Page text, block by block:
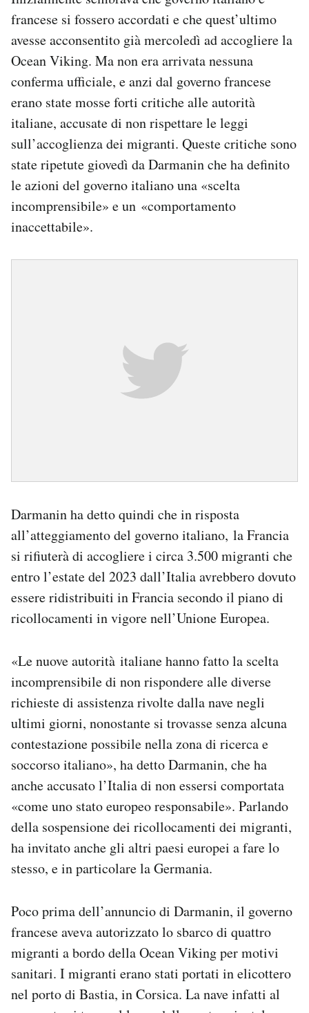
francese si fossero accordati e che quest’ultimo
avesse acconsentito già mercoledì ad accogliere la
Ocean Viking. Ma non era arrivata nessuna
conferma ufficiale, e anzi dal governo francese
erano state mosse forti critiche alle autorità
italiane, accusate di non rispettare le leggi
sull’accoglienza dei migranti. Queste critiche sono
state ripetute giovedì da Darmanin che ha definito
le azioni del governo italiano una «scelta
incomprensibile» e un «comportamento
inaccettabile».
Darmanin ha detto quindi che in risposta
all’atteggiamento del governo italiano, la Francia
si rifiuterà di accogliere i circa 3.500 migranti che
entro l’estate del 2023 dall’Italia avrebbero dovuto
essere ridistribuiti in Francia secondo il piano di
ricollocamenti in vigore nell’Unione Europea.
«Le nuove autorità italiane hanno fatto la scelta
incomprensibile di non rispondere alle diverse
richieste di assistenza rivolte dalla nave negli
ultimi giorni, nonostante si trovasse senza alcuna
contestazione possibile nella zona di ricerca e
soccorso italiano», ha detto Darmanin, che ha
anche accusato l’Italia di non essersi comportata
«come uno stato europeo responsabile». Parlando
della sospensione dei ricollocamenti dei migranti,
ha invitato anche gli altri paesi europei a fare lo
stesso, e in particolare la Germania.
Poco prima dell’annuncio di Darmanin, il governo
francese aveva autorizzato lo sbarco di quattro
migranti a bordo della Ocean Viking per motivi
sanitari. I migranti erano stati portati in elicottero
nel porto di Bastia, in Corsica. La nave infatti al